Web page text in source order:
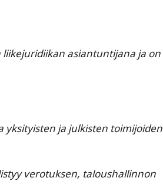
asiantuntijana ja on
ja julkisten toimijoiden
verotuksen, taloushallinnon